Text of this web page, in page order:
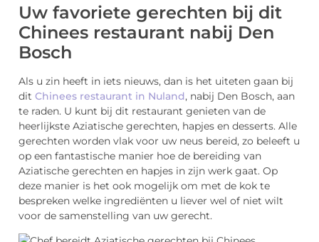
Uw favoriete gerechten bij dit
Chinees restaurant nabij Den
Bosch
Als u zin heeft in iets nieuws, dan is het uiteten gaan bij
dit Chinees restaurant in Nuland, nabij Den Bosch, aan
te raden. U kunt bij dit restaurant genieten van de
heerlijkste Aziatische gerechten, hapjes en desserts. Alle
gerechten worden vlak voor uw neus bereid, zo beleeft u
op een fantastische manier hoe de bereiding van
Aziatische gerechten en hapjes in zijn werk gaat. Op
deze manier is het ook mogelijk om met de kok te
bespreken welke ingrediënten u liever wel of niet wilt
voor de samenstelling van uw gerecht.